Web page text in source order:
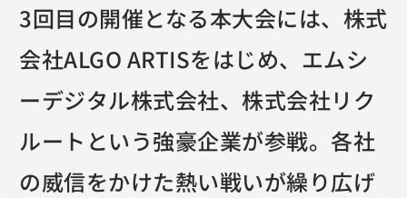
3回目の開催となる本大会には、株式
会社ALGO ARTISをはじめ、エムシ
ーデジタル株式会社、株式会社リク
ルートという強豪企業が参戦。各社
の威信をかけた熱い戦いが繰り広げ